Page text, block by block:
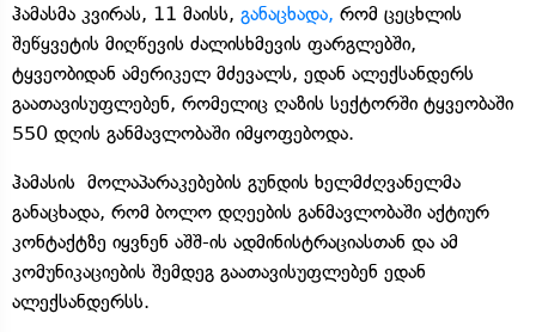
ჰამასმა კვირას, 11 მაისს, განაცხადა, რომ ცეცხლის
შეწყვეტის მიღწევის ძალისხმევის ფარგლებში,
ტყვეობიდან ამერიკელ მძევალს, ედან ალექსანდერს
გაათავისუფლებენ, რომელიც ღაზის სექტორში ტყვეობაში
550 დღის განმავლობაში იმყოფებოდა.
ჰამასის მოლაპარაკებების გუნდის ხელმძღვანელმა
განაცხადა, რომ ბოლო დღეების განმავლობაში აქტიურ
კონტაქტზე იყვნენ აშშ-ის ადმინისტრაციასთან და ამ
კომუნიკაციების შემდეგ გაათავისუფლებენ ედან
ალექსანდერსს.